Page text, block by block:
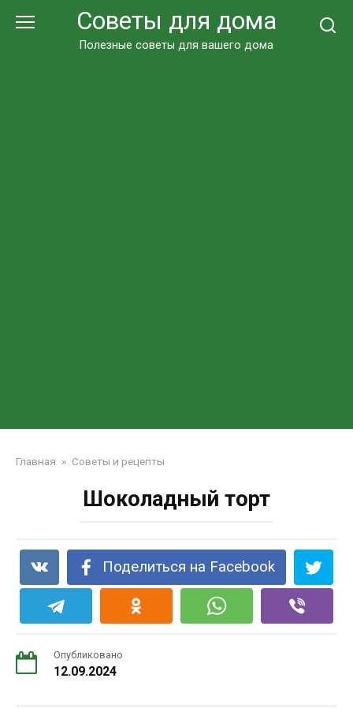
Советы для дома
Полезные советы для вашего дома
Главная » Советы и рецепты
Шоколадный торт
Поделиться на Facebook
Опубликовано
12.09.2024